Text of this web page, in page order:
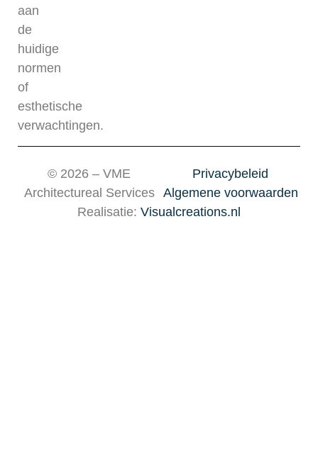
aan
de
huidige
normen
of
esthetische
verwachtingen.
© 2026 – VME
Architectureal Services
Privacybeleid
Algemene voorwaarden
Realisatie: Visualcreations.nl